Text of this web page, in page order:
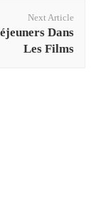
Next Article
Dans
Les Films